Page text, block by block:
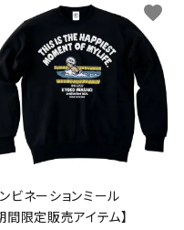
ビネーションミール
間限定販売アイテム】
favorite